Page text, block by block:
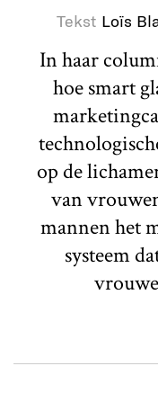
Tekst Loïs
In haar
hoe smart
op de
van
mannen het
systeem